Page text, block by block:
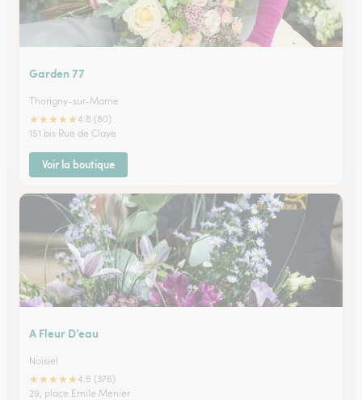
Garden 77
Thorigny-sur-Marne
★★★★★4.8 (80)
151 bis Rue de Claye
Voir la boutique
A Fleur D’eau
Noisiel
★★★★★4.5 (376)
29, place Emile Menier